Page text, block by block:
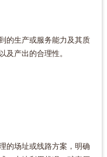
的生产或服务能力及其质
及产出的合理性。
的场址或线路方案，明确